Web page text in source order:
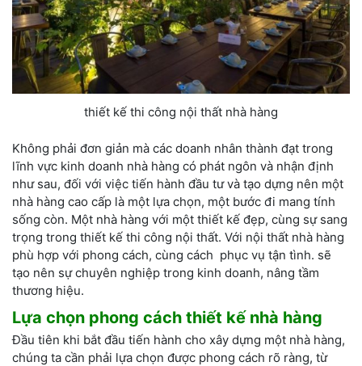
thiết kế thi công nội thất nhà hàng
Không phải đơn giản mà các doanh nhân thành đạt trong
lĩnh vực kinh doanh nhà hàng có phát ngôn và nhận định
như sau, đối với việc tiến hành đầu tư và tạo dựng nên một
nhà hàng cao cấp là một lựa chọn, một bước đi mang tính
sống còn. Một nhà hàng với một thiết kế đẹp, cùng sự sang
trọng trong thiết kế thi công nội thất. Với nội thất nhà hàng
phù hợp với phong cách, cùng cách phục vụ tận tình. sẽ
tạo nên sự chuyên nghiệp trong kinh doanh, nâng tầm
thương hiệu.
Lựa chọn phong cách thiết kế nhà hàng
Đầu tiên khi bắt đầu tiến hành cho xây dựng một nhà hàng,
chúng ta cần phải lựa chọn được phong cách rõ ràng, từ